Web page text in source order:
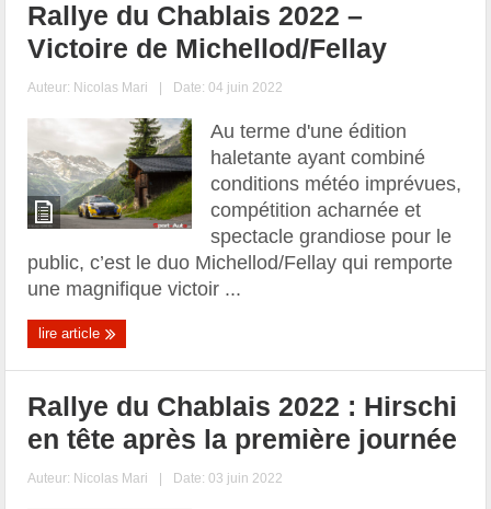
Rallye du Chablais 2022 –
Victoire de Michellod/Fellay
Auteur: Nicolas Mari | Date: 04 juin 2022
Au terme d'une édition
haletante ayant combiné
conditions météo imprévues,
compétition acharnée et
spectacle grandiose pour le
public, c’est le duo Michellod/Fellay qui remporte
une magnifique victoir ...
lire article
Rallye du Chablais 2022 : Hirschi
en tête après la première journée
Auteur: Nicolas Mari | Date: 03 juin 2022